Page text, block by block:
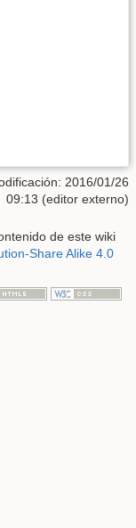
2016/01/26
09:13 (editor externo)
de este wiki
Share Alike 4.0